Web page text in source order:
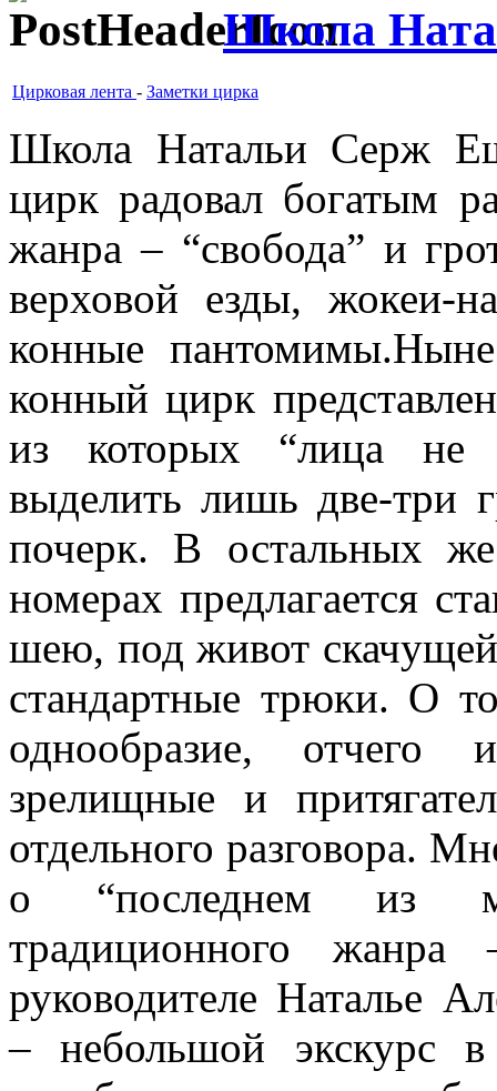
Школа
Цирковая лента - Заметки цирка
Школа Натальи Серж
цирк радовал богатым
жанра – “свобода” и
верховой езды, жокеи-
конные
конный цирк
из которых “лица не
выделить лишь две-три
почерк. В остальных
номерах предлагается
шею, под живот
стандартные трюки. О
однообразие, отчего
зрелищные и
отдельного разговора.
о “последнем из
традиционного
руководителе Наталье
– небольшой экскурс